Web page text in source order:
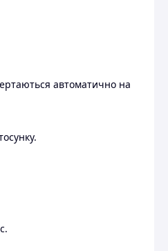
автоматично на